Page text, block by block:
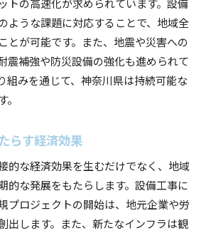
ような課題に対応することで、地域全
とが可能です。また、地震や災害への
震補強や防災設備の強化も進められて
組みを通じて、神奈川県は持続可能な
らす経済効果
的な経済効果を生むだけでなく、地域
的な発展をもたらします。設備工事に
プロジェクトの開始は、地元企業や労
出します。また、新たなインフラは観